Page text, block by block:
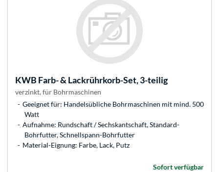
KWB Farb- & Lackrührkorb-Set, 3-teilig
verzinkt, für Bohrmaschinen
Geeignet für: Handelsübliche Bohrmaschinen mit mind. 500
Watt
Aufnahme: Rundschaft / Sechskantschaft, Standard-
Bohrfutter, Schnellspann-Bohrfutter
Material-Eignung: Farbe, Lack, Putz
Sofort verfügbar